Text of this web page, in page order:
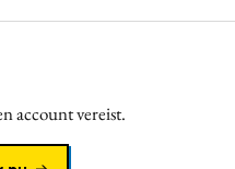
account vereist.